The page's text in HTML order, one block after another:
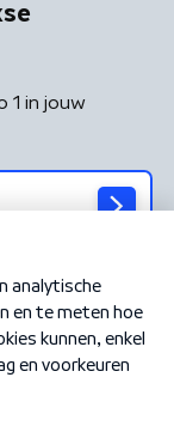
1 in jouw